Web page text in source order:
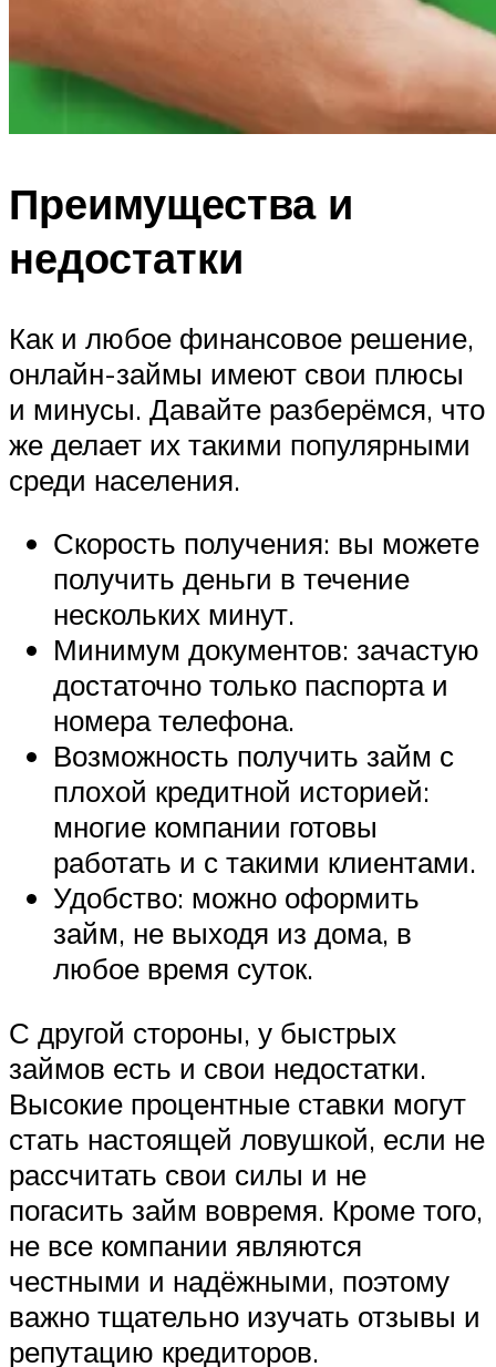
Преимущества и
недостатки
Как и любое финансовое решение,
онлайн-займы имеют свои плюсы
и минусы. Давайте разберёмся, что
же делает их такими популярными
среди населения.
Скорость получения: вы можете
получить деньги в течение
нескольких минут.
Минимум документов: зачастую
достаточно только паспорта и
номера телефона.
Возможность получить займ с
плохой кредитной историей:
многие компании готовы
работать и с такими клиентами.
Удобство: можно оформить
займ, не выходя из дома, в
любое время суток.
С другой стороны, у быстрых
займов есть и свои недостатки.
Высокие процентные ставки могут
стать настоящей ловушкой, если не
рассчитать свои силы и не
погасить займ вовремя. Кроме того,
не все компании являются
честными и надёжными, поэтому
важно тщательно изучать отзывы и
репутацию кредиторов.